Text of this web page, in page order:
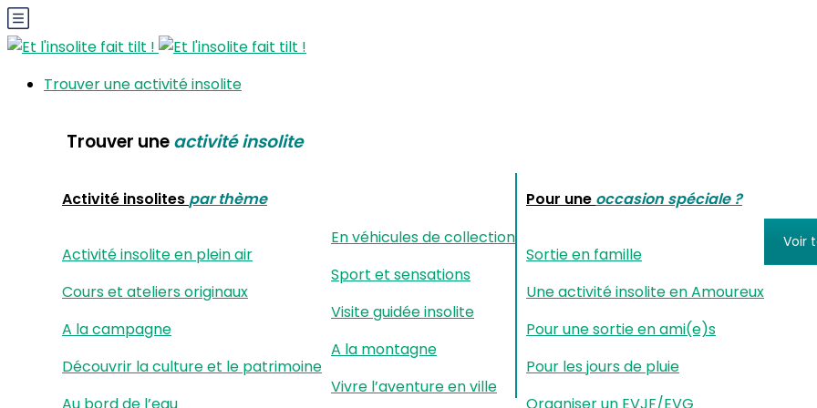
Trouver une activité insolite
Trouver uneactivité insolite
Activité insolites par thème
Activité insolite en plein air
Cours et ateliers originaux
A la campagne
Découvrir la culture et le patrimoine
En véhicules de collection
Sport et sensations
Visite guidée insolite
A la montagne
Vivre l’aventure en ville
Pour une occasion spéciale ?
Sortie en famille
Une activité insolite en Amoureux
Pour une sortie en ami(e)s
Pour les jours de pluie
Voir